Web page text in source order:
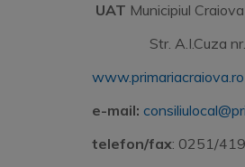
UAT Municipiul Craiova
Str. A.I.Cuza nr. 7,
www.primariacraiova.ro
e-mail:
telefon/fax: 0251/